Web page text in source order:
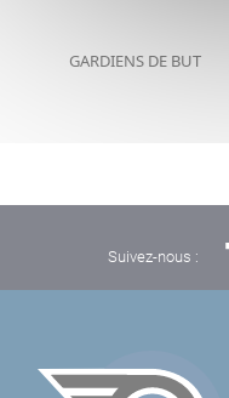
GARDIENS DE BUT
Suivez-nous :